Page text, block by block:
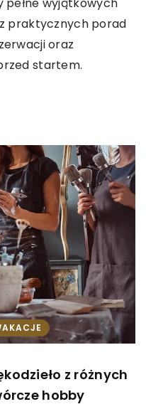
pełne wyjątkowych
praktycznych porad
oraz
startem.
z różnych
hobby